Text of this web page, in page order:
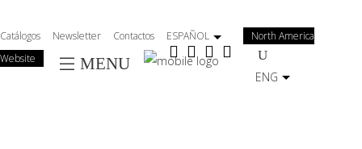
al
contenuto
Catálogos Newsletter Contactos ESPAÑOL
North America
Website
MENU
ENG